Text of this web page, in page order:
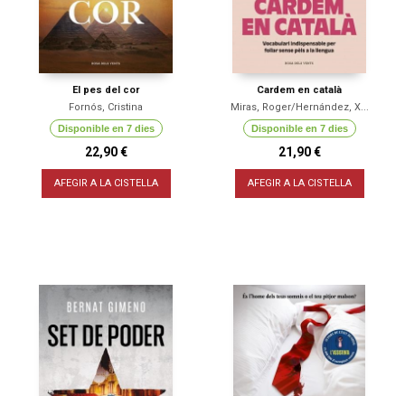
El pes del cor
Fornós, Cristina
Disponible en 7 dies
22,90 €
AFEGIR A LA CISTELLA
Cardem en català
Miras, Roger/Hernández, X...
Disponible en 7 dies
21,90 €
AFEGIR A LA CISTELLA